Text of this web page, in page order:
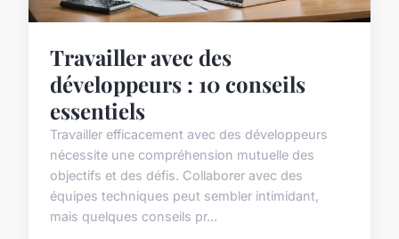
Travailler avec des
développeurs : 10 conseils
essentiels
Travailler efficacement avec des développeurs
nécessite une compréhension mutuelle des
objectifs et des défis. Collaborer avec des
équipes techniques peut sembler intimidant,
mais quelques conseils pr...